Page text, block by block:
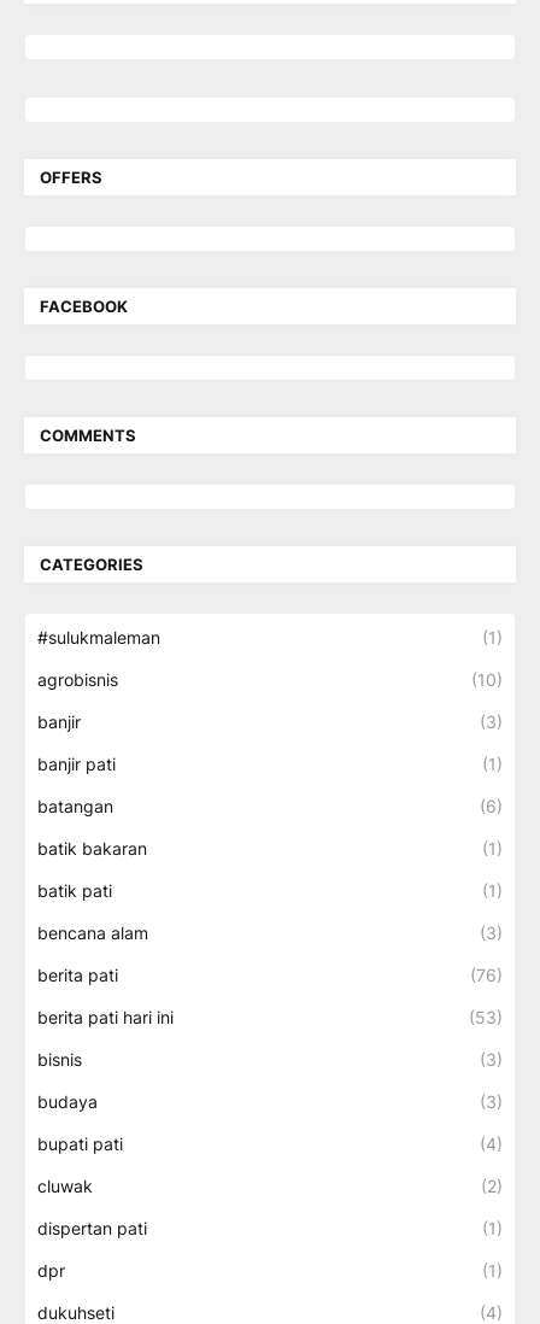
OFFERS
FACEBOOK
COMMENTS
CATEGORIES
#sulukmaleman (1)
agrobisnis (10)
banjir (3)
banjir pati (1)
batangan (6)
batik bakaran (1)
batik pati (1)
bencana alam (3)
berita pati (76)
berita pati hari ini (53)
bisnis (3)
budaya (3)
bupati pati (4)
cluwak (2)
dispertan pati (1)
dpr (1)
dukuhseti (4)